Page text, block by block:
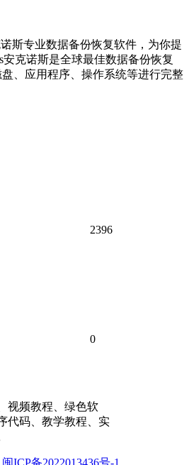
诺斯专业数据备份恢复软件，为你提
克诺斯是全球最佳数据备份恢复
、应用程序、操作系统等进行完整
2396
0
视频教程、绿色软
代码、教学教程、实